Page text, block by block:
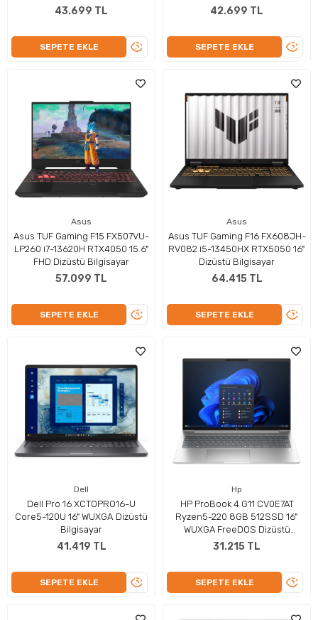
Dizüstü Bilgisayar
43.699 TL
SEPETE EKLE
ÜRÜNÜ
Dizüstü Bilgisayar
42.699 TL
SEPETE EKLE
Asus
Asus TUF Gaming F15 FX507VU-
LP260 i7-13620H RTX4050 15.6"
FHD Dizüstü Bilgisayar
57.099 TL
SEPETE EKLE
ÜRÜNÜ
Asus
Asus TUF Gaming F16 FX608JH-
RV082 i5-13450HX RTX5050 16"
Dizüstü Bilgisayar
64.415 TL
SEPETE EKLE
Dell
Dell Pro 16 XCTOPRO16-U
Core5-120U 16" WUXGA Dizüstü
Bilgisayar
41.419 TL
SEPETE EKLE
ÜRÜNÜ
Hp
HP ProBook 4 G11 CV0E7AT
Ryzen5-220 8GB 512SSD 16"
WUXGA FreeDOS Dizüstü
Bilgisayar
31.215 TL
SEPETE EKLE